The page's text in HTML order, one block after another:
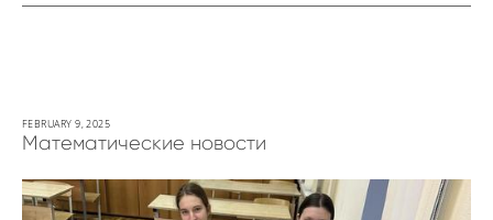
Математические новости
FEBRUARY 9, 2025